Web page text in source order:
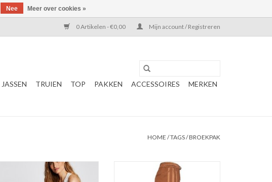
0 Artikelen - €0,00 Mijn account / Registreren
JASSEN TRUIEN TOP PAKKEN ACCESSOIRES MERKEN
HOME /TAGS/BROEKPAK
Pantalon
Stretch Knit broek
Stoffen broek met glanzende
banden
Nee Meer over cookies »